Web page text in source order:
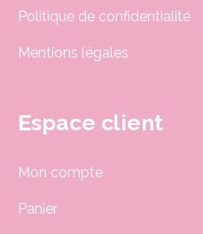
Politique de confidentialité
Mentions légales
Espace client
Mon compte
Panier